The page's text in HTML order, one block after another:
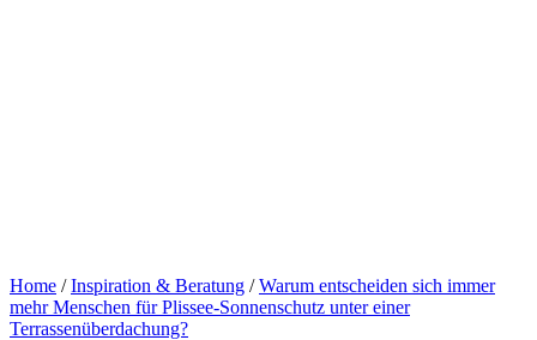
Home / Inspiration & Beratung / Warum entscheiden sich immer
mehr Menschen für Plissee-Sonnenschutz unter einer
Terrassenüberdachung?